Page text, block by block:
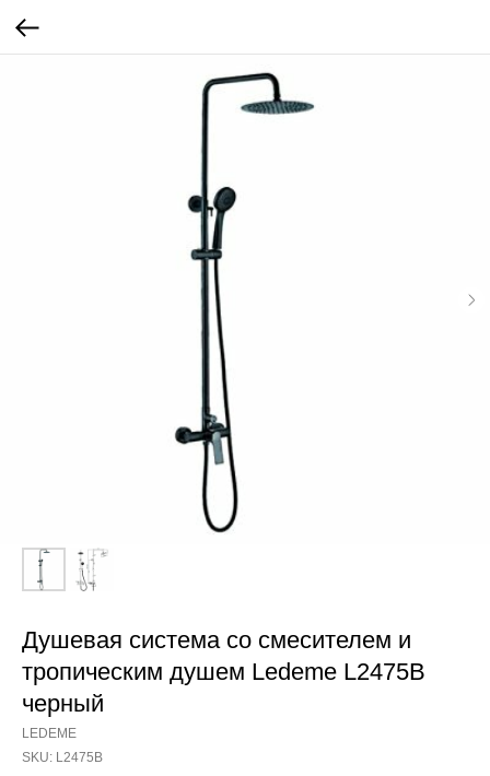
Душевая система со смесителем и
тропическим душем Ledeme L2475B
черный
LEDEME
SKU: L2475B